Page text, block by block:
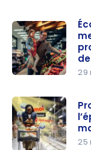
les cartes-
cadeaux et
cartes de
crédit?
en
épicerie :
les
meilleures
29
25